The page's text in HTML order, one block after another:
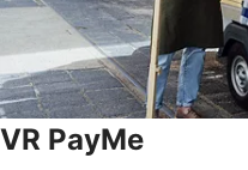
VR PayMe